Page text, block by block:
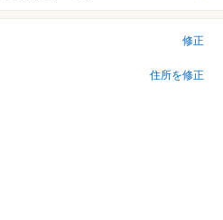
修正
住所を修正